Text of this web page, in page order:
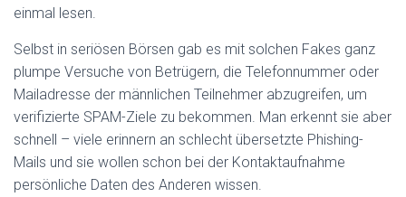
einmal lesen.
Selbst in seriösen Börsen gab es mit solchen Fakes ganz
plumpe Versuche von Betrügern, die Telefonnummer oder
Mailadresse der männlichen Teilnehmer abzugreifen, um
verifizierte SPAM-Ziele zu bekommen. Man erkennt sie aber
schnell – viele erinnern an schlecht übersetzte Phishing-
Mails und sie wollen schon bei der Kontaktaufnahme
persönliche Daten des Anderen wissen.